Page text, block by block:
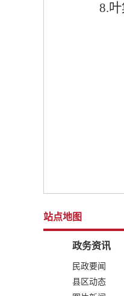
8.
站点地图
政务资讯
民政要闻
县区动态